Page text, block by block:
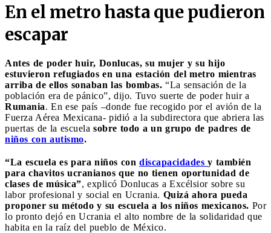
En el metro hasta que pudieron
escapar
Antes de poder huir, Donlucas, su mujer y su hijo
estuvieron refugiados en una estación del metro mientras
arriba de ellos sonaban las bombas. “La sensación de la
población era de pánico”, dijo. Tuvo suerte de poder huir a
Rumania. En ese país –donde fue recogido por el avión de la
Fuerza Aérea Mexicana- pidió a la subdirectora que abriera las
puertas de la escuela sobre todo a un grupo de padres de
niños con autismo.
“La escuela es para niños con discapacidades y también
para chavitos ucranianos que no tienen oportunidad de
clases de música”, explicó Donlucas a Excélsior sobre su
labor profesional y social en Ucrania. Quizá ahora pueda
proponer su método y su escuela a los niños mexicanos. Por
lo pronto dejó en Ucrania el alto nombre de la solidaridad que
habita en la raíz del pueblo de México.